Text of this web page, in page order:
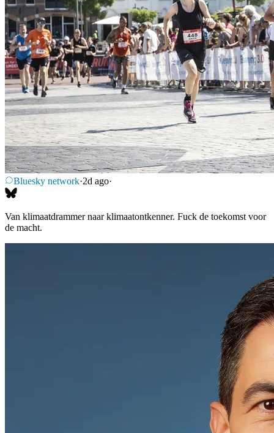
Bluesky network·2d ago·
Van klimaatdrammer naar klimaatontkenner. Fuck de toekomst voor
de macht.